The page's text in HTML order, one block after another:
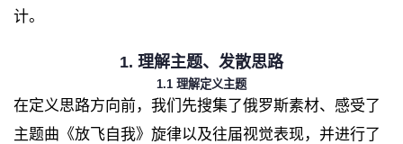
计。
1. 理解主题、发散思路
1.1 理解定义主题
在定义思路方向前，我们先搜集了俄罗斯素材、感受了
主题曲《放飞自我》旋律以及往届视觉表现，并进行了